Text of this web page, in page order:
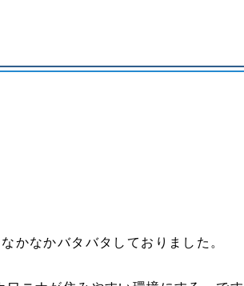
かなかバタバタしておりました。